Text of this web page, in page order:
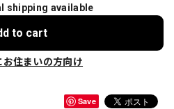
shipping available
to cart
お住まいの方向け
Save